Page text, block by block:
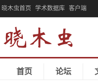
晓木虫首页 学术数据库 客户端
首页 论坛